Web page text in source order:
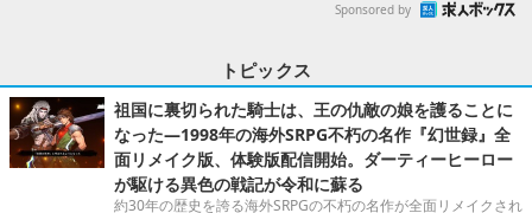
Sponsored by
トピックス
祖国に裏切られた騎士は、王の仇敵の娘を護ることに
なった―1998年の海外SRPG不朽の名作『幻世録』全
面リメイク版、体験版配信開始。ダーティーヒーロー
が駆ける異色の戦記が令和に蘇る
約30年の歴史を誇る海外SRPGの不朽の名作が全面リメイクされ